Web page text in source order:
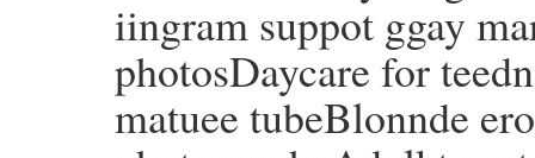
iingram suppot ggay
photosDaycare for
matuee tubeBlonnde